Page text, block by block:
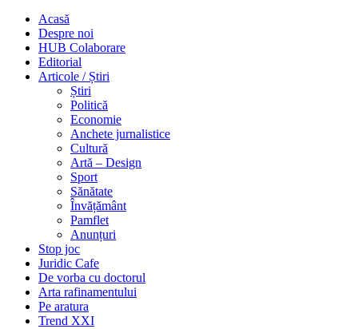
Acasă
Despre noi
HUB Colaborare
Editorial
Articole / Știri
Știri
Politică
Economie
Anchete jurnalistice
Cultură
Artă – Design
Sport
Sănătate
Învățământ
Pamflet
Anunțuri
Stop joc
Juridic Cafe
De vorba cu doctorul
Arta rafinamentului
Pe aratura
Trend XXI